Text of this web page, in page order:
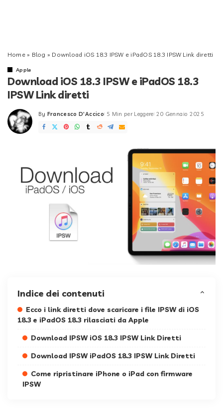
Home» Blog » Download iOS 18.3 IPSW e iPadOS 18.3 IPSW Link diretti
Apple
Download iOS 18.3 IPSW e iPadOS 18.3
IPSW Link diretti
Posted
by
By Francesco D'Accico 5 Min per Leggere 20 Gennaio 2025
Indice dei contenuti
Ecco i link diretti dove scaricare i file IPSW di iOS
18.3 e iPadOS 18.3 rilasciati da Apple
Download IPSW iOS 18.3 IPSW Link Diretti
Download IPSW iPadOS 18.3 IPSW Link Diretti
Come ripristinare iPhone o iPad con firmware
IPSW